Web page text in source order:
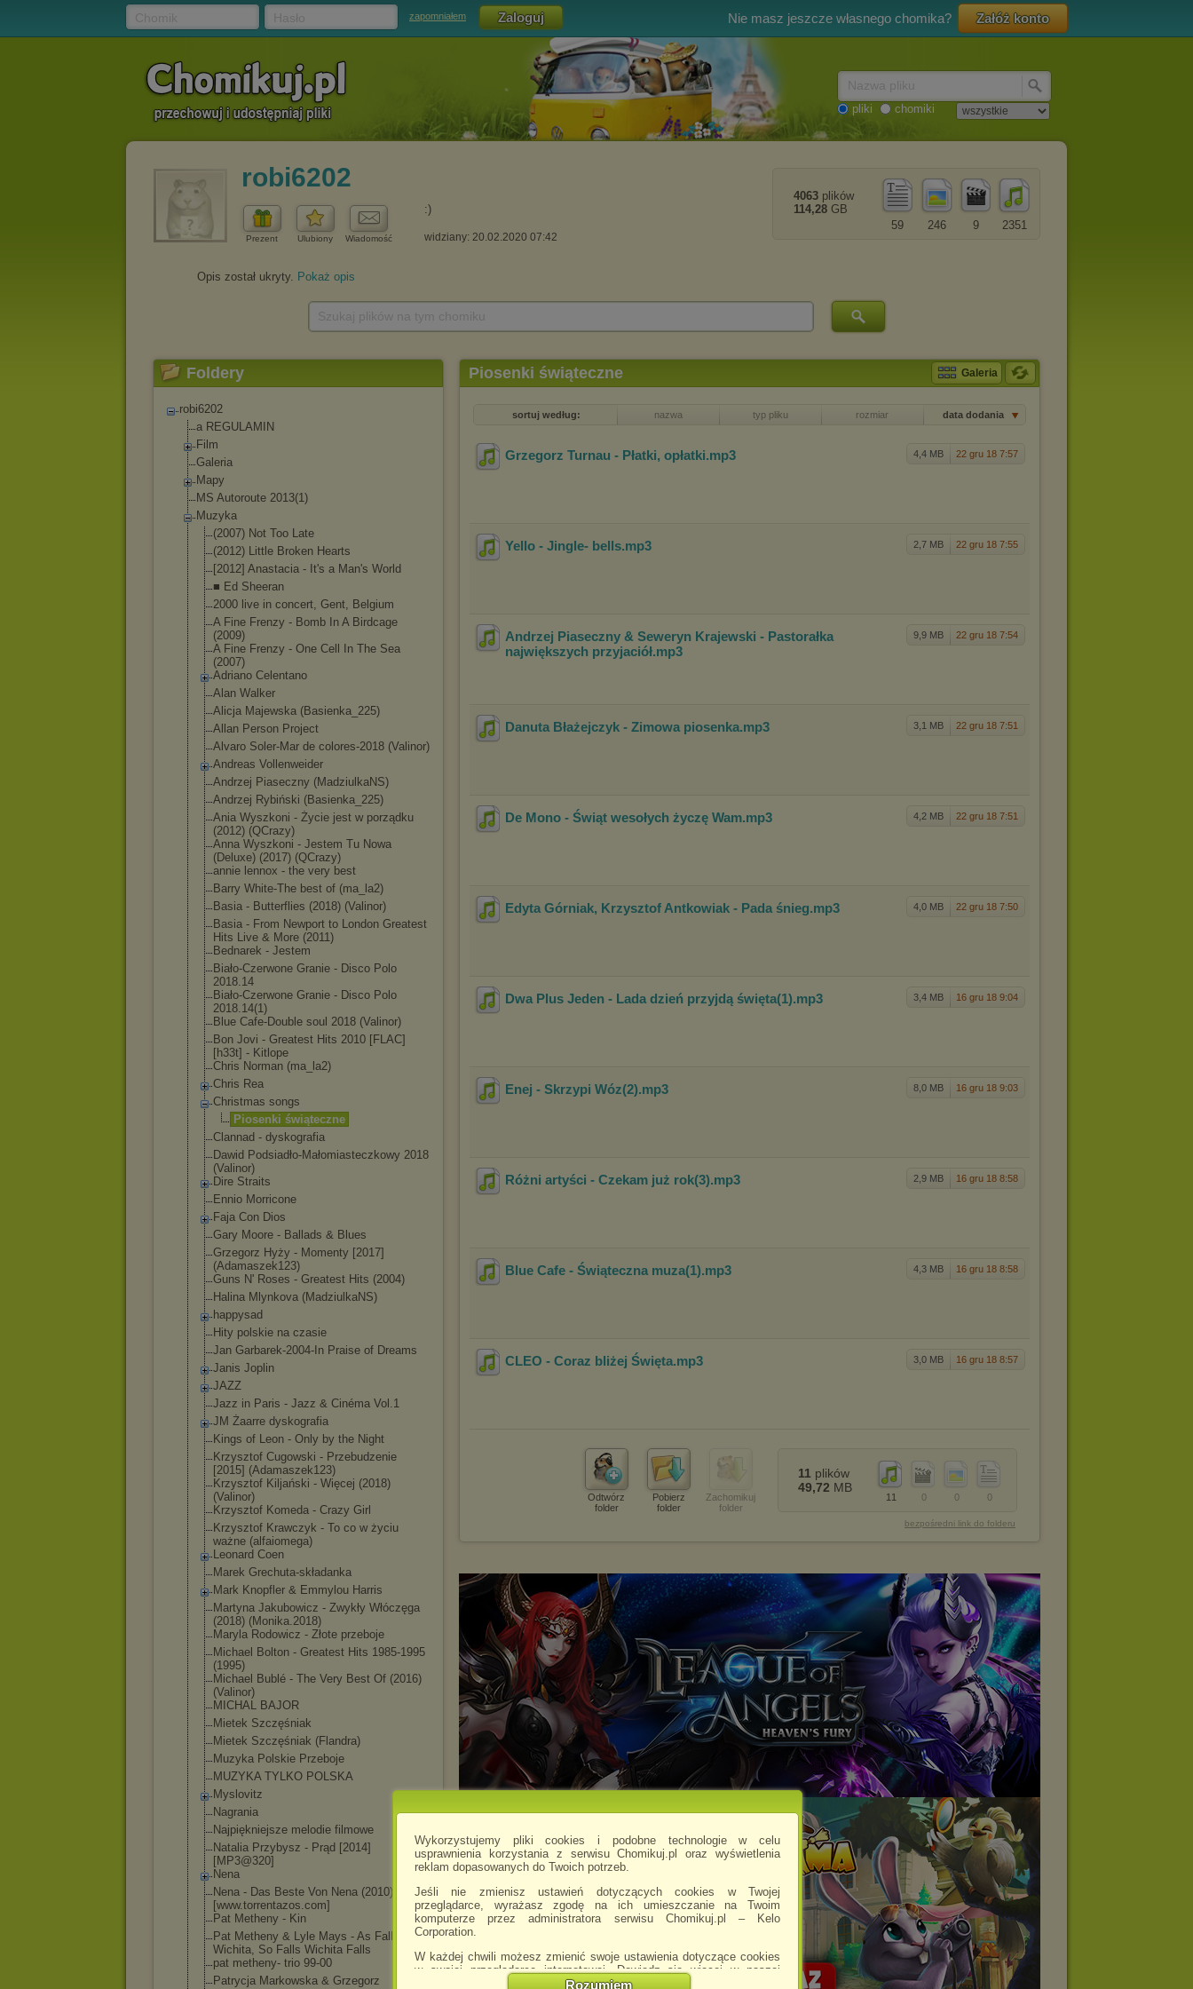
Wykorzystujemy pliki cookies i podobne technologie w celu
usprawnienia korzystania z serwisu Chomikuj.pl oraz wyświetlenia
reklam dopasowanych do Twoich potrzeb.
Jeśli nie zmienisz ustawień dotyczących cookies w Twojej
przeglądarce, wyrażasz zgodę na ich umieszczanie na Twoim
komputerze przez administratora serwisu Chomikuj.pl – Kelo
Corporation.
W każdej chwili możesz zmienić swoje ustawienia dotyczące cookies
w swojej przeglądarce internetowej. Dowiedz się więcej w naszej
http://chomikuj.pl/PolitykaPrywatnosci.aspx
Rozumiem
zapomniałem Nie masz jeszcze własnego chomika? Załóż konto
pliki chomiki
robi6202
Prezent Ulubiony Wiadomość
:)
widziany: 20.02.2020 07:42
2351
9
246
59
4063 plików
114,28 GB
Opis został ukryty. Pokaż opis
Foldery
robi6202
a REGULAMIN
Film
Galeria
Mapy
MS Autoroute 2013(1)
Muzyka
(2007) Not Too Late
(2012) Little Broken Hearts
[2012] Anastacia - It's a Man's World
■ Ed Sheeran
2000 live in concert, Gent, Belgium
A Fine Frenzy - Bomb In A Birdcage
(2009)
A Fine Frenzy - One Cell In The Sea
(2007)
Adriano Celentano
Alan Walker
Alicja Majewska (Basienka_225)
Allan Person Project
Alvaro Soler-Mar de colores-2018 (Valinor)
Andreas Vollenweider
Andrzej Piaseczny (MadziulkaNS)
Andrzej Rybiński (Basienka_225)
Ania Wyszkoni - Życie jest w porządku
(2012) (QCrazy)
Anna Wyszkoni - Jestem Tu Nowa
(Deluxe) (2017) (QCrazy)
annie lennox - the very best
Barry White-The best of (ma_la2)
Basia - Butterflies (2018) (Valinor)
Basia - From Newport to London Greatest
Hits Live & More (2011)
Bednarek - Jestem
Biało-Czerwone Granie - Disco Polo
2018.14
Biało-Czerwone Granie - Disco Polo
2018.14(1)
Blue Cafe-Double soul 2018 (Valinor)
Bon Jovi - Greatest Hits 2010 [FLAC]
[h33t] - Kitlope
Chris Norman (ma_la2)
Chris Rea
Christmas songs
Piosenki świąteczne
Clannad - dyskografia
Dawid Podsiadło-Małomiasteczkowy 2018
(Valinor)
Dire Straits
Ennio Morricone
Faja Con Dios
Gary Moore - Ballads & Blues
Grzegorz Hyży - Momenty [2017]
(Adamaszek123)
Guns N' Roses - Greatest Hits (2004)
Halina Mlynkova (MadziulkaNS)
happysad
Hity polskie na czasie
Jan Garbarek-2004- In Praise of Dreams
Janis Joplin
JAZZ
Jazz in Paris - Jazz & Cinéma Vol.1
JM Żaarre dyskografia
Kings of Leon - Only by the Night
Krzysztof Cugowski - Przebudzenie
[2015] (Adamaszek123)
Krzysztof Kiljański - Więcej (2018)
(Valinor)
Krzysztof Komeda - Crazy Girl
Krzysztof Krawczyk - To co w życiu
ważne (alfaiomega)
Leonard Coen
Marek Grechuta-składanka
Mark Knopfler & Emmylou Harris
Martyna Jakubowicz - Zwykły Włóczęga
(2018) (Monika.2018)
Maryla Rodowicz - Złote przeboje
Michael Bolton - Greatest Hits 1985-1995
(1995)
Michael Bublé - The Very Best Of (2016)
(Valinor)
MICHAL BAJOR
Mietek Szczęśniak
Mietek Szczęśniak (Flandra)
Muzyka Polskie Przeboje
MUZYKA TYLKO POLSKA
Myslovitz
Nagrania
Najpiękniejsze melodie filmowe
Natalia Przybysz - Prąd [2014]
[MP3@320]
Nena
Nena - Das Beste Von Nena (2010) - Pop
[www.torrentazos.com]
Pat Metheny - Kin
Pat Metheny & Lyle Mays - As Falls
Wichita, So Falls Wichita Falls
pat metheny- trio 99-00
Patrycja Markowska & Grzegorz
Piosenki świąteczne Galeria
sortuj według: nazwa typ pliku rozmiar data dodania
4,4 MB 22 gru 18 7:57
Grzegorz Turnau - Płatki, opłatki.mp3
2,7 MB 22 gru 18 7:55
Yello - Jingle- bells.mp3
9,9 MB 22 gru 18 7:54
Andrzej Piaseczny & Seweryn Krajewski - Pastorałka
największych przyjaciół.mp3
3,1 MB 22 gru 18 7:51
Danuta Błażejczyk - Zimowa piosenka.mp3
4,2 MB 22 gru 18 7:51
De Mono - Świąt wesołych życzę Wam.mp3
4,0 MB 22 gru 18 7:50
Edyta Górniak, Krzysztof Antkowiak - Pada śnieg.mp3
3,4 MB 16 gru 18 9:04
Dwa Plus Jeden - Lada dzień przyjdą święta(1).mp3
8,0 MB 16 gru 18 9:03
Enej - Skrzypi Wóz(2).mp3
2,9 MB 16 gru 18 8:58
Różni artyści - Czekam już rok(3).mp3
4,3 MB 16 gru 18 8:58
Blue Cafe - Świąteczna muza(1).mp3
3,0 MB 16 gru 18 8:57
CLEO - Coraz bliżej Święta.mp3
Odtwórz
folder
Pobierz
folder
Zachomikuj
folder
0
0
0
11
11 plików
49,72 MB
bezpośredni link do folderu